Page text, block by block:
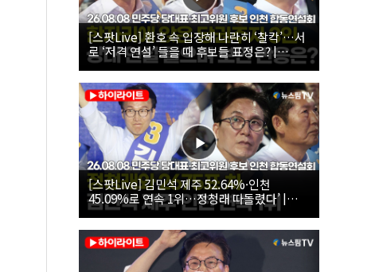
[스팟Live] 환호 속 입장해 나란히 ‘찰칵’…서
로 ‘저격 연설’ 들을 때 후보들 표정은? |
26.08.08 더불어민주당 당대표·최고위원 후
보 인천 합동연설회
[스팟Live] 김민석 제주 52.64%·인천
45.09%로 연속 1위…정청래 따돌렸다’ |
26.08.08 더불어민주당 당대표·최고위원 후
보 인천 합동연설회